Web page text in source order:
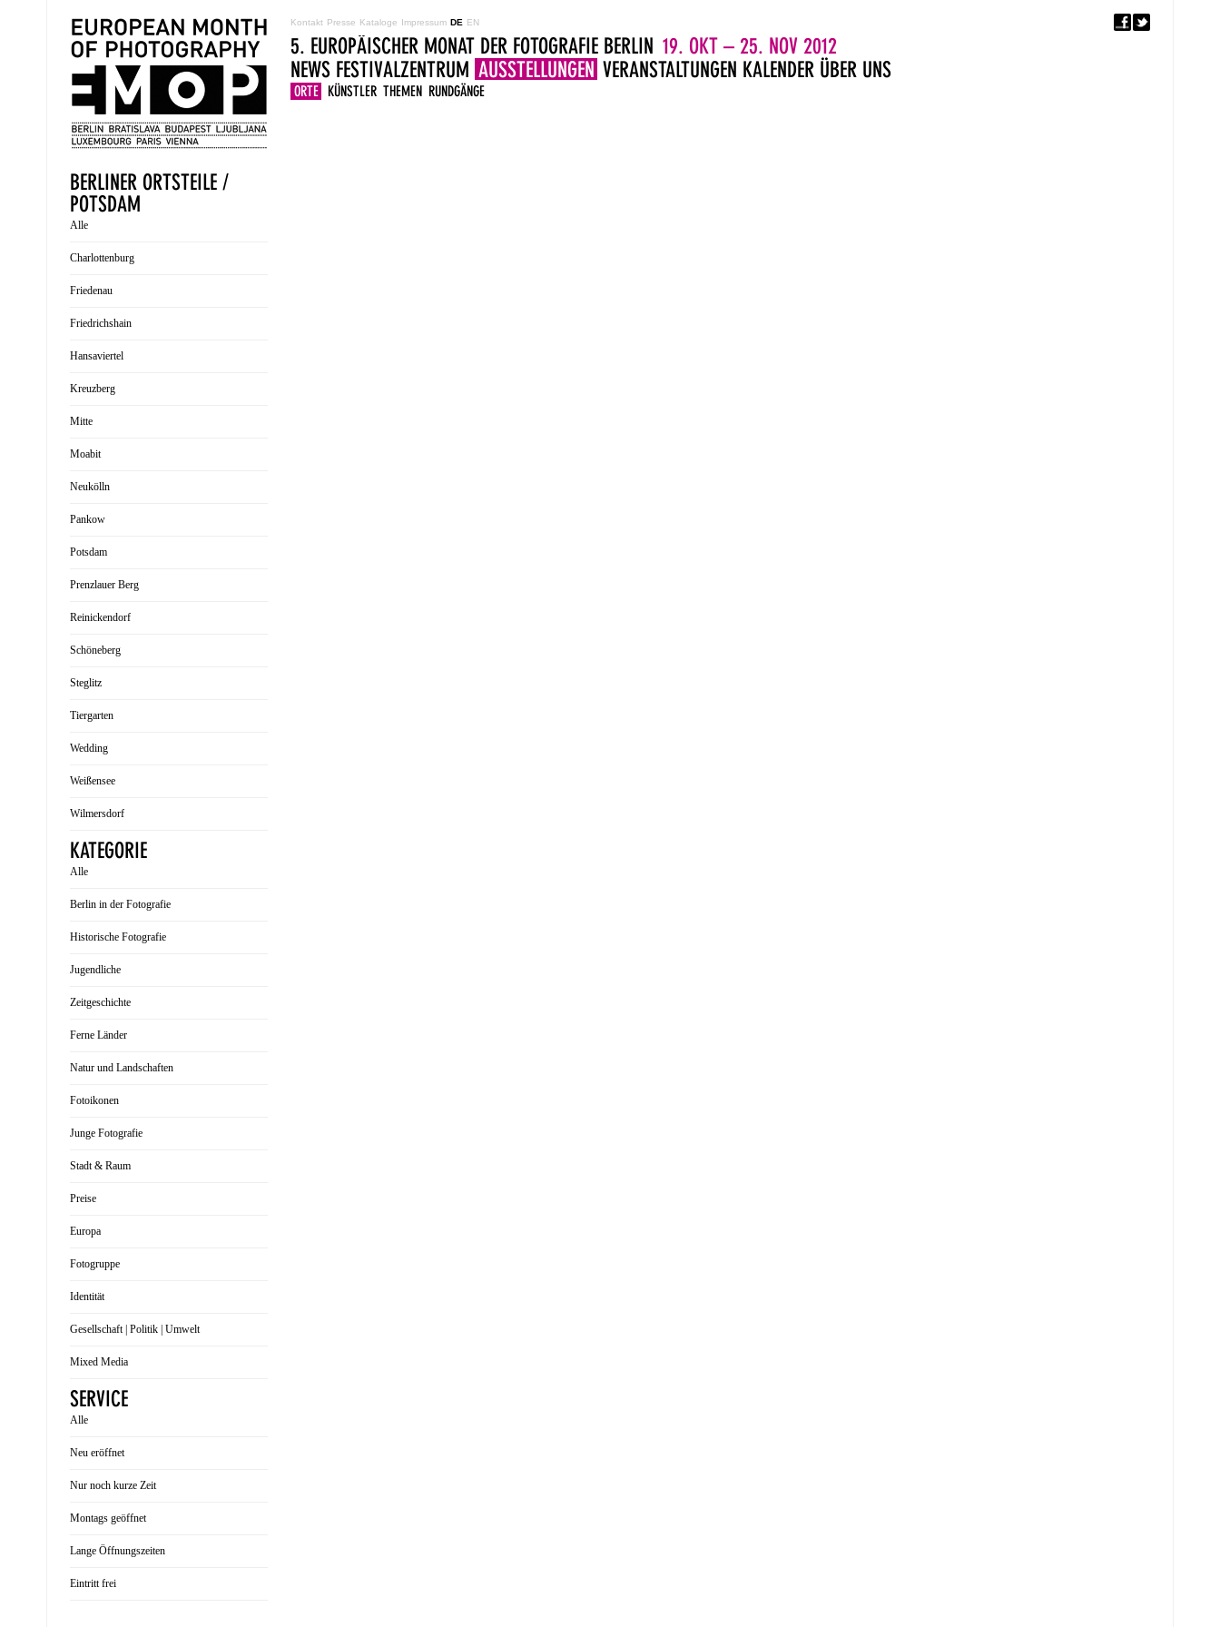
Kontakt Presse Kataloge Impressum DE EN 5. EUROPÄISCHER
5. EUROPÄISCHER MONAT DER FOTOGRAFIE BERLIN 19. OKT – 25. NOV 2012
NEWS FESTIVALZENTRUM AUSSTELLUNGEN
ORTE KÜNSTLER THEMEN RUNDGÄNGE
VERANSTALTUNGEN KALENDER ÜBER UNS
BERLINER ORTSTEILE /
POTSDAM
Alle
Charlottenburg
Friedenau
Friedrichshain
Hansaviertel
Kreuzberg
Mitte
Moabit
Neukölln
Pankow
Potsdam
Prenzlauer Berg
Reinickendorf
Schöneberg
Steglitz
Tiergarten
Wedding
Weißensee
Wilmersdorf
KATEGORIE
Alle
Berlin in der Fotografie
Historische Fotografie
Jugendliche
Zeitgeschichte
Ferne Länder
Natur und Landschaften
Fotoikonen
Junge Fotografie
Stadt & Raum
Preise
Europa
Fotogruppe
Identität
Gesellschaft | Politik | Umwelt
Mixed Media
SERVICE
Alle
Neu eröffnet
Nur noch kurze Zeit
Montags geöffnet
Lange Öffnungszeiten
Eintritt frei